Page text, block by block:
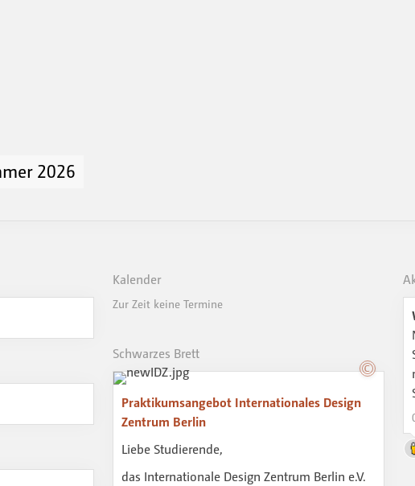
2026
Kalender
Zur Zeit keine Termine
Schwarzes Brett
Praktikumsangebot Internationales Design
Zentrum Berlin
Liebe Studierende,
das Internationale Design Zentrum Berlin e.V.